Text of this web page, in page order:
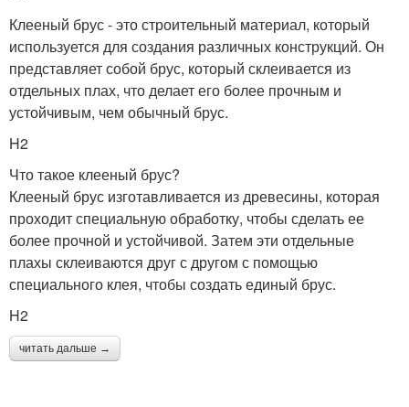
Клееный брус - это строительный материал, который
используется для создания различных конструкций. Он
представляет собой брус, который склеивается из
отдельных плах, что делает его более прочным и
устойчивым, чем обычный брус.
H2
Что такое клееный брус?
Клееный брус изготавливается из древесины, которая
проходит специальную обработку, чтобы сделать ее
более прочной и устойчивой. Затем эти отдельные
плахы склеиваются друг с другом с помощью
специального клея, чтобы создать единый брус.
H2
читать дальше →